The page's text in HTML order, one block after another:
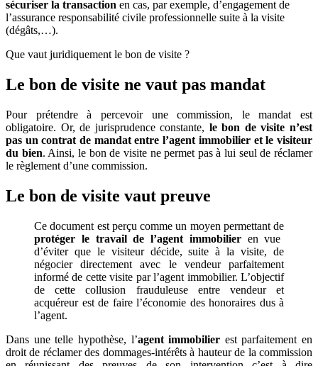
sécuriser la transaction en cas, par exemple, d’engagement de
l’assurance responsabilité civile professionnelle suite à la visite
(dégâts,…).
Que vaut juridiquement le bon de visite ?
Le bon de visite ne vaut pas mandat
Pour prétendre à percevoir une commission, le mandat est
obligatoire. Or, de jurisprudence constante, le bon de visite n’est
pas un contrat de mandat entre l’agent immobilier et le visiteur
du bien. Ainsi, le bon de visite ne permet pas à lui seul de réclamer
le règlement d’une commission.
Le bon de visite vaut preuve
Ce document est perçu comme un moyen permettant de
protéger le travail de l’agent immobilieren vue
d’éviter que le visiteur décide, suite à la visite, de
négocier directement avec le vendeur parfaitement
informé de cette visite par l’agent immobilier. L’objectif
de cette collusion frauduleuse entre vendeur et
acquéreur est de faire l’économie des honoraires dus à
l’agent.
Dans une telle hypothèse, l’agent immobilier est parfaitement en
droit de réclamer des dommages-intérêts à hauteur de la commission